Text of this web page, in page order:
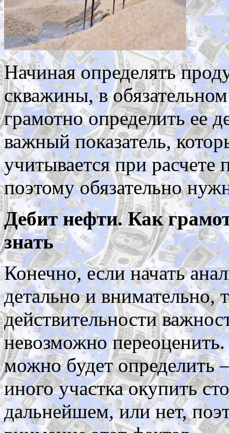
Начиная определять
скважины, в
грамотно определить ее
важный показатель,
учитывается при
поэтому обязательно
Дебит нефти. Как
знать
Конечно, если начать
детально и внимательно,
действительности
невозможно
можно будет определить
иного участка окупить
дальнейшем, или нет,